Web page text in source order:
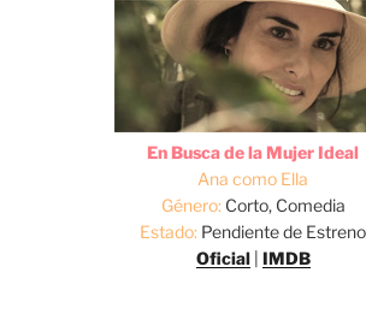
En Busca de la Mujer Ideal
Ana como Ella
Género:Corto, Comedia
Estado: Pendiente de Estreno
Oficial| IMDB